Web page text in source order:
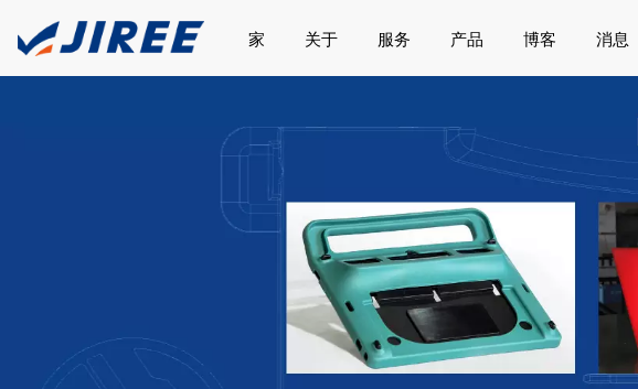
家 关于 服务 产品 博客 消息